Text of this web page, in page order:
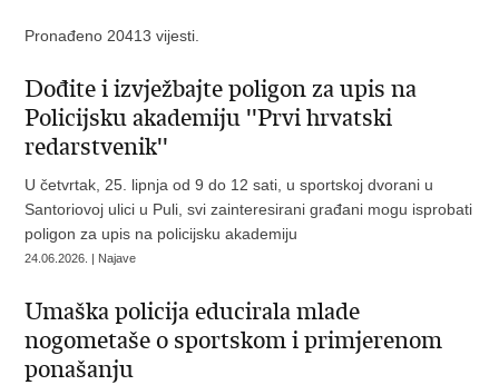
Pronađeno 20413 vijesti.
Dođite i izvježbajte poligon za upis na
Policijsku akademiju ''Prvi hrvatski
redarstvenik''
U četvrtak, 25. lipnja od 9 do 12 sati, u sportskoj dvorani u
Santoriovoj ulici u Puli, svi zainteresirani građani mogu isprobati
poligon za upis na policijsku akademiju
24.06.2026. | Najave
Umaška policija educirala mlade
nogometaše o sportskom i primjerenom
ponašanju